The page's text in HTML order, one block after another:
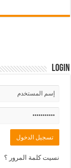
Login
نسيت كلمة المرور ؟